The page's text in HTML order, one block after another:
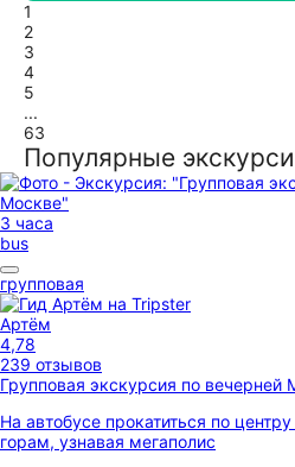
1
2
3
4
5
...
63
Популярные
3 часа
bus
групповая
Артём
4,78
239 отзывов
Групповая экскурсия по вечерней
На автобусе прокатиться по
горам, узнавая мегаполис